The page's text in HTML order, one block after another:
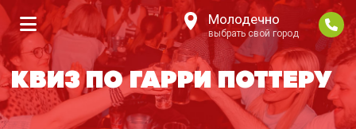
Молодечно
выбрать свой город
КВИЗ ПО ГАРРИ ПОТТЕРУ